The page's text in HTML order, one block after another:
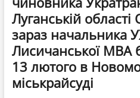
Луганській
зараз начальника
Лисичанської МВА
13 лютого в
міськрайсуді